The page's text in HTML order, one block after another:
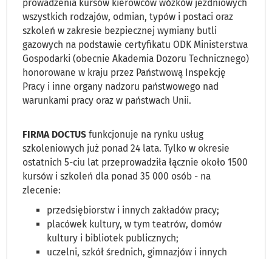
prowadzenia kursów kierowców wózków jezdniowych
wszystkich rodzajów, odmian, typów i postaci oraz
szkoleń w zakresie bezpiecznej wymiany butli
gazowych na podstawie certyfikatu ODK Ministerstwa
Gospodarki (obecnie Akademia Dozoru Technicznego)
honorowane w kraju przez Państwową Inspekcję
Pracy i inne organy nadzoru państwowego nad
warunkami pracy oraz w państwach Unii.
FIRMA DOCTUS funkcjonuje na rynku usług
szkoleniowych już ponad 24 lata. Tylko w okresie
ostatnich 5-ciu lat przeprowadziła łącznie około 1500
kursów i szkoleń dla ponad 35 000 osób - na
zlecenie:
przedsiębiorstw i innych zakładów pracy;
placówek kultury, w tym teatrów, domów
kultury i bibliotek publicznych;
uczelni, szkół średnich, gimnazjów i innych